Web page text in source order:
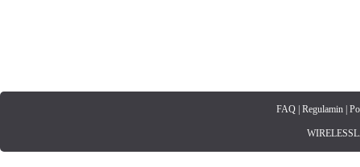
FAQ| Regulamin|